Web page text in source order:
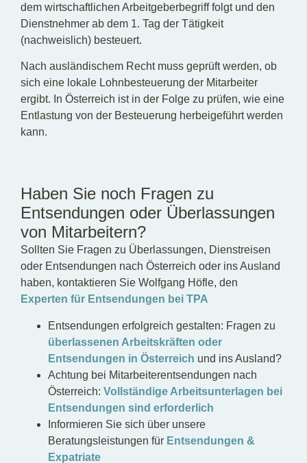
dem wirtschaftlichen Arbeitgeberbegriff folgt und den
Dienstnehmer ab dem 1. Tag der Tätigkeit
(nachweislich) besteuert.
Nach ausländischem Recht muss geprüft werden, ob
sich eine lokale Lohnbesteuerung der Mitarbeiter
ergibt. In Österreich ist in der Folge zu prüfen, wie eine
Entlastung von der Besteuerung herbeigeführt werden
kann.
Haben Sie noch Fragen zu
Entsendungen oder Überlassungen
von Mitarbeitern?
Sollten Sie Fragen zu Überlassungen, Dienstreisen
oder Entsendungen nach Österreich oder ins Ausland
haben, kontaktieren Sie Wolfgang Höfle, den
Experten für Entsendungen bei TPA
Entsendungen erfolgreich gestalten: Fragen zu
überlassenen Arbeitskräften oder
Entsendungen in Österreich und ins Ausland?
Achtung bei Mitarbeiterentsendungen nach
Österreich: Vollständige Arbeitsunterlagen bei
Entsendungen sind erforderlich
Informieren Sie sich über unsere
Beratungsleistungen für Entsendungen &
Expatriate